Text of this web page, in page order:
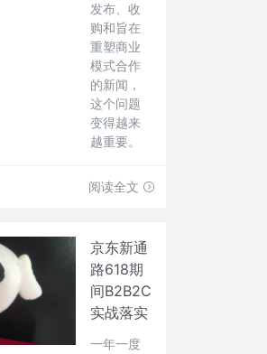
发布、收
购和旨在
重塑商业
模式合作
的新闻，
这个问题
变得越来
越重要。
阅读全文
京东新通
路618期
间B2B2C
实战落实
一年一度